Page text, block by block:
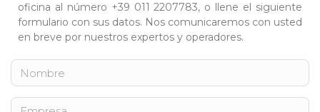
oficina al número +39 011 2207783, o llene el siguiente
formulario con sus datos. Nos comunicaremos con usted
en breve por nuestros expertos y operadores.